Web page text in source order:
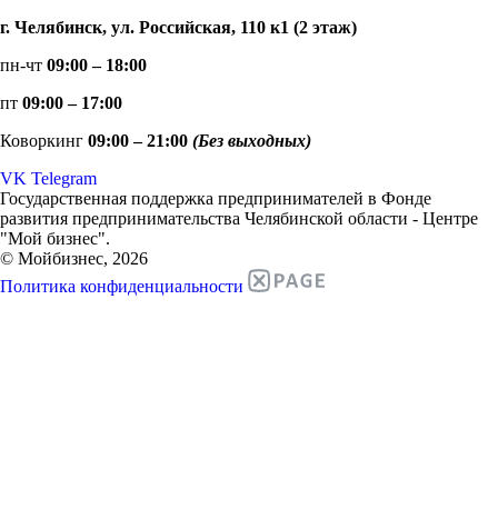
г. Челябинск, ул. Российская, 110 к1 (2 этаж)
пн-чт 09:00 – 18:00
пт 09:00 – 17:00
Коворкинг 09:00 – 21:00 (Без выходных)
VK Telegram
Государственная поддержка предпринимателей в Фонде
развития предпринимательства Челябинской области - Центре
"Мой бизнес".
© Мойбизнес, 2026
Политика конфиденциальности